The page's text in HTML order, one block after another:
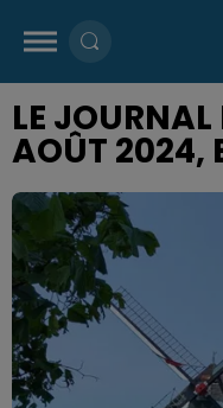
LE
AOÛT 2024,